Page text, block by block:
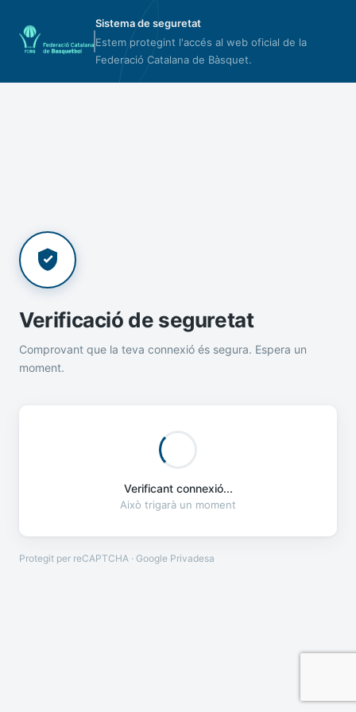
Sistema de seguretat
Estem protegint l'accés al web oficial de la
Federació Catalana de Bàsquet.
Verificació de seguretat
Comprovant que la teva connexió és segura. Espera un
moment.
Verificant connexió...
Això trigarà un moment
Protegit per reCAPTCHA · Google Privadesa